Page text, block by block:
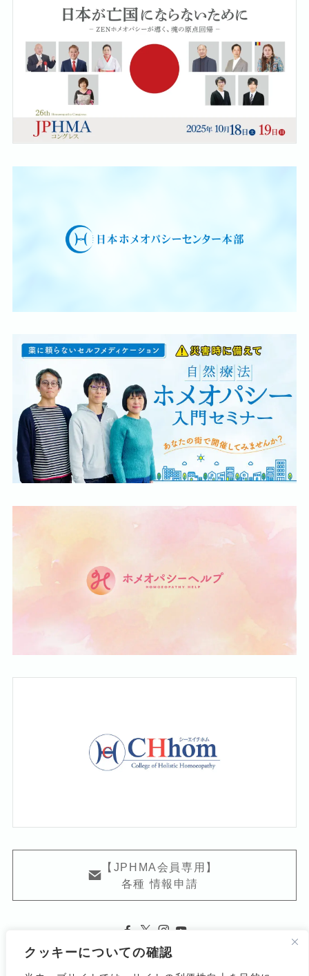
クッキーについての確認
【JPHMA会員専用】
各種 情報申請